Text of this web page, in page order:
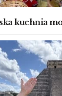
kuchnia